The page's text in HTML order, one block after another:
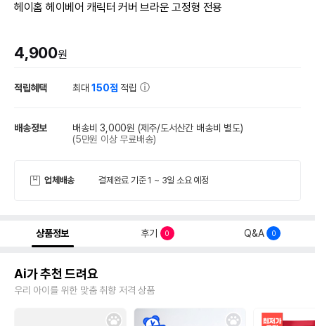
헤이홈 헤이베어 캐릭터 커버 브라운 고정형 전용
4,900원
적립혜택 최대150점 적립
배송정보 배송비 3,000원 (제주/도서산간 배송비 별도)
(5만원 이상 무료배송)
업체배송 결제완료 기준 1 ~ 3일 소요 예정
상품정보 후기 0 Q&A 0
Ai가 추천 드려요
우리 아이를 위한 맞춤 취향 저격 상품